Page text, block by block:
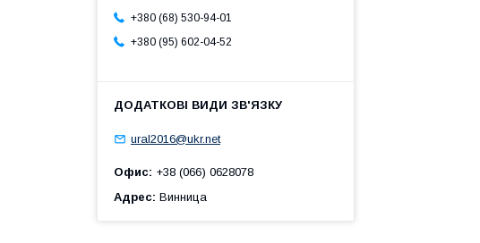
+380 (68) 530-94-01
+380 (95) 602-04-52
ural2016@ukr.net
Офис +38 (066) 0628078
Адрес Винница